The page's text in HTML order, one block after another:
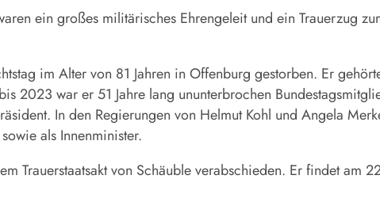
ein großes militärisches Ehrengeleit und ein Trauerzug
im Alter von 81 Jahren in Offenburg gestorben. Er
2023 war er 51 Jahre lang ununterbrochen
In den Regierungen von Helmut Kohl und Angela
als Innenminister.
Trauerstaatsakt von Schäuble verabschieden. Er findet am